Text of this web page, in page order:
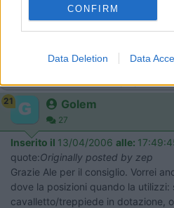
CONFIRM
Data Deletion Data
ancora nuovo fiammante. Saluti a
> Il prezzo.... dicci il prezzzoooo
Daniele A.
Modificato da a.daniele il 13/04/2006
21
Golem
27
Inserito il 13/04/2006 alle:
quote:Originally posted by zep
Grazie Ale per il consiglio. Vorrei
dove la posizioni quando la utilizzi:
cavalletto/treppiede in dotazione,